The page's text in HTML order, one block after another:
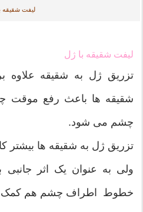
لیفت شقیقه
لیفت شقیقه با ژل
تزریق ژل به شقیقه علاوه
شقیقه ها باعث رفع موقت
چشم می شود.
تزریق ژل به شقیقه ها بیشتر
ولی به عنوان یک اثر
خطوط اطراف چشم هم کمک